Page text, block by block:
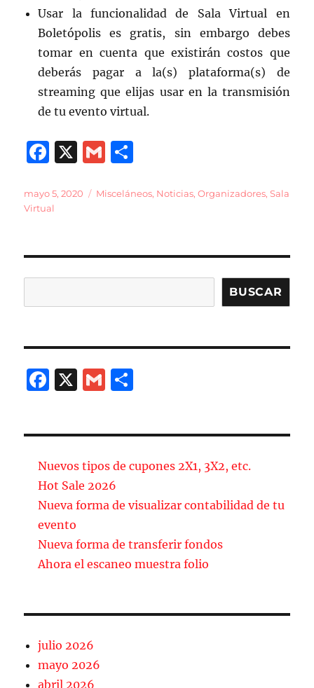
Usar la funcionalidad de Sala Virtual en
Boletópolis es gratis, sin embargo debes
tomar en cuenta que existirán costos que
deberás pagar a la(s) plataforma(s) de
streaming que elijas usar en la transmisión
de tu evento virtual.
F
c
e
o
o
k
X
G
ai m
rt
ir
Publicado
el
mayo 5, 2020 Categorías
Misceláneos, Noticias,Organizadores,Sala
Virtual
BUSCAR
F
b
o
o
k
X
G
a
ir
Nuevos tipos de cupones 2X1, 3X2, etc.
Hot Sale 2026
Nueva forma de visualizar contabilidad de tu
evento
Nueva forma de transferir fondos
Ahora el escaneo muestra folio
julio 2026
mayo 2026
abril 2026